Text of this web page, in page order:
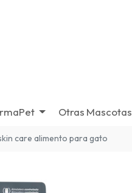
Otras Mascotas
care alimento para gato